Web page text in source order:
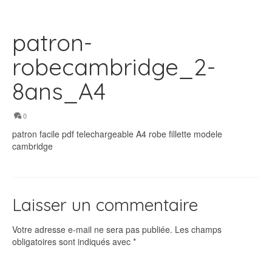
patron-
robecambridge_2-
8ans_A4
0
patron facile pdf telechargeable A4 robe fillette modele
cambridge
Laisser un commentaire
Votre adresse e-mail ne sera pas publiée. Les champs
obligatoires sont indiqués avec *